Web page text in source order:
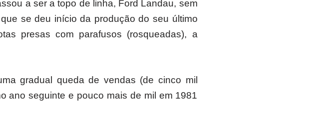
a ser a topo de linha, Ford Landau, sem
se deu início da produção do seu último
presas com parafusos (rosqueadas), a
gradual queda de vendas (de cinco mil
ano seguinte e pouco mais de mil em 1981